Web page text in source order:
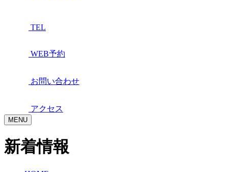
TEL
WEB予約
お問い合わせ
アクセス
MENU
新着情報